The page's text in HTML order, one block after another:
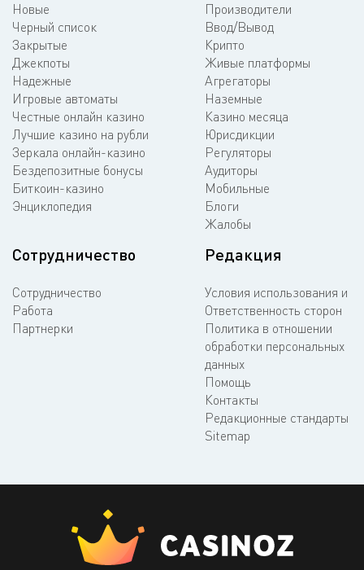
Новые
Черный список
Закрытые
Джекпоты
Надежные
Игровые автоматы
Честные онлайн казино
Лучшие казино на рубли
Зеркала онлайн-казино
Бездепозитные бонусы
Биткоин-казино
Энциклопедия
Производители
Ввод/Вывод
Крипто
Живые платформы
Агрегаторы
Наземные
Казино месяца
Юрисдикции
Регуляторы
Аудиторы
Мобильные
Блоги
Жалобы
Сотрудничество
Сотрудничество
Работа
Партнерки
Редакция
Условия использования и
Ответственность сторон
Политика в отношении
обработки персональных
данных
Помощь
Контакты
Редакционные стандарты
Sitemap